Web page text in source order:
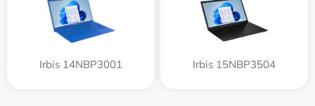
Irbis 14NBP3001 Irbis 15NBP3504